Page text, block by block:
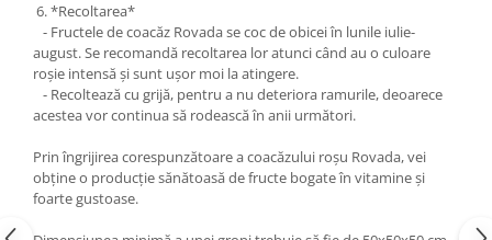
6. *Recoltarea*
- Fructele de coacăz Rovada se coc de obicei în lunile iulie-
august. Se recomandă recoltarea lor atunci când au o culoare
roșie intensă și sunt ușor moi la atingere.
- Recoltează cu grijă, pentru a nu deteriora ramurile, deoarece
acestea vor continua să rodească în anii următori.
Prin îngrijirea corespunzătoare a coacăzului roșu Rovada, vei
obține o producție sănătoasă de fructe bogate în vitamine și
foarte gustoase.